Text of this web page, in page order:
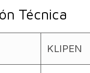
Técnica
KLIPEN